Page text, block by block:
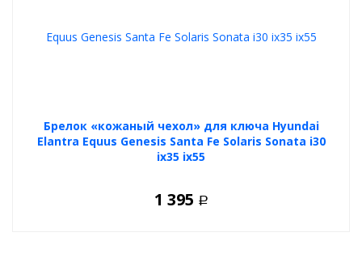
Брелок «кожаный чехол» для ключа Hyundai
Elantra Equus Genesis Santa Fe Solaris Sonata i30
ix35 ix55
1 395 Р